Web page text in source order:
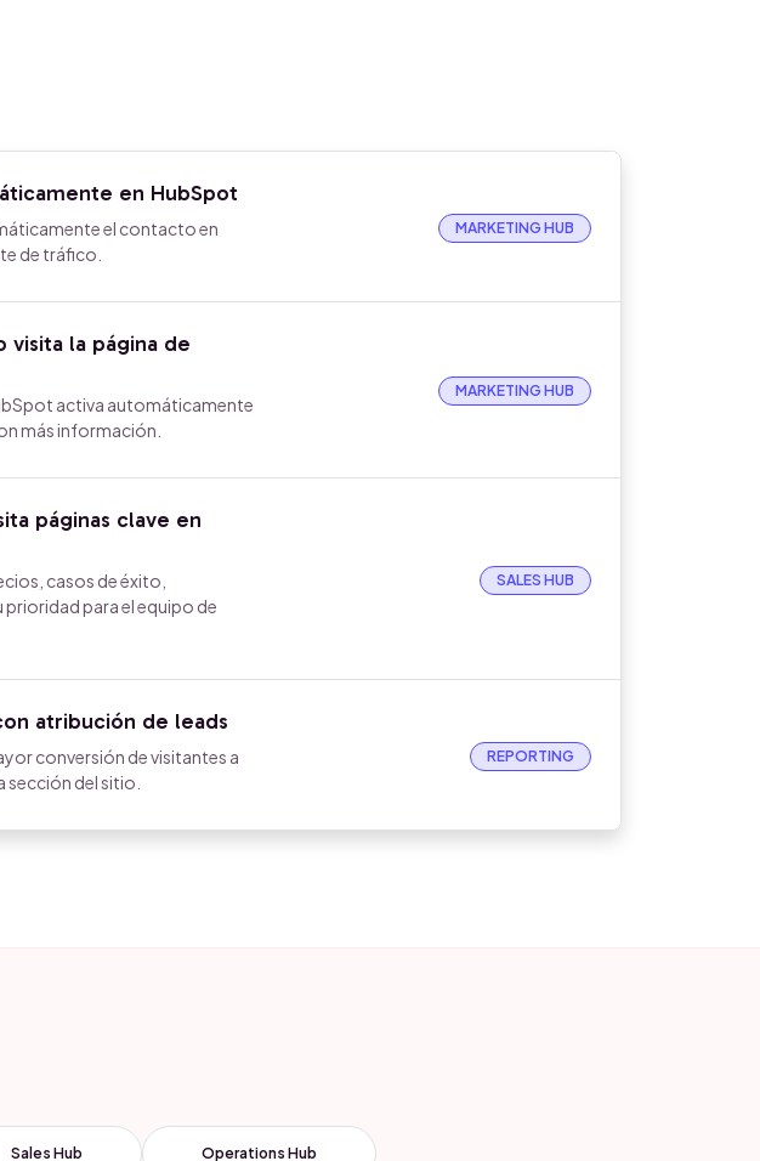
en HubSpot
el contacto en
de tráfico.
MARKETING HUB
la página de
activa automáticamente
más información.
MARKETING HUB
páginas clave en
casos de éxito,
para el equipo de
SALES HUB
atribución de leads
conversión de visitantes a
sección del sitio.
REPORTING
Sales Hub Operations Hub